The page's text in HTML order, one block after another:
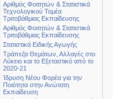
Αριθμός Φοιτητών & Στατιστικά
Τεχνολογικού Τομέα
Τριτοβάθμιας Εκπαίδευσης
Αριθμός Φοιτητών & Στατιστικά
Τριτοβάθμιας Εκπαίδευσης
Στατιστικά Ειδικής Αγωγής
Τράπεζα Θεμάτων, Αλλαγές στο
Λύκειο και το Εξεταστικό από το
2020-21
Ίδρυση Νέου Φορέα για την
Ποιότητα στην Ανώτατη
Εκπαίδευση